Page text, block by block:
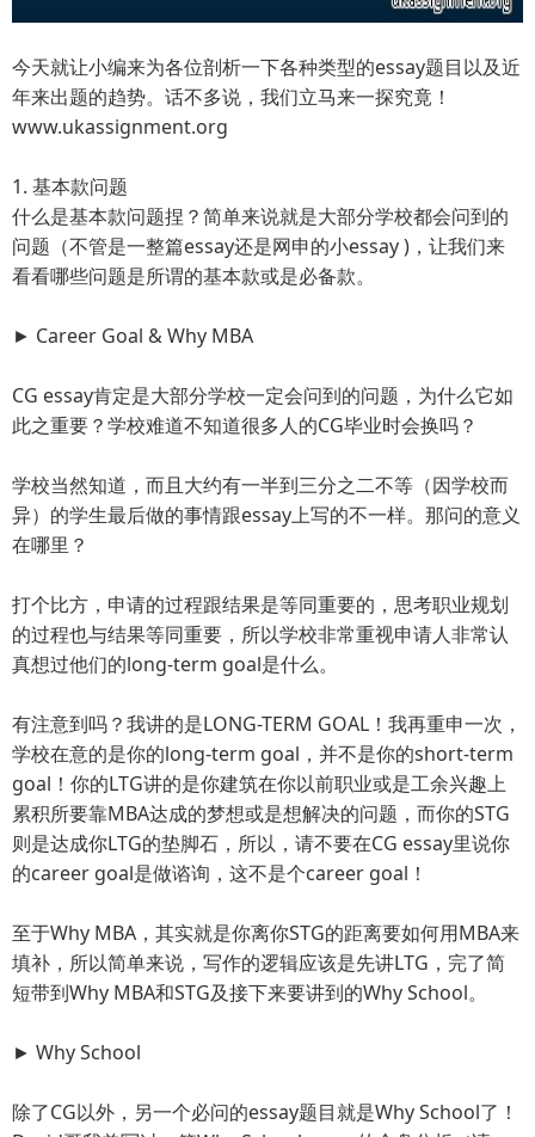
今天就让小编来为各位剖析一下各种类型的essay题目以及近
年来出题的趋势。话不多说，我们立马来一探究竟！
www.ukassignment.org
1. 基本款问题
什么是基本款问题捏？简单来说就是大部分学校都会问到的
问题（不管是一整篇essay还是网申的小essay )，让我们来
看看哪些问题是所谓的基本款或是必备款。
► Career Goal & Why MBA
CG essay肯定是大部分学校一定会问到的问题，为什么它如
此之重要？学校难道不知道很多人的CG毕业时会换吗？
学校当然知道，而且大约有一半到三分之二不等（因学校而
异）的学生最后做的事情跟essay上写的不一样。那问的意义
在哪里？
打个比方，申请的过程跟结果是等同重要的，思考职业规划
的过程也与结果等同重要，所以学校非常重视申请人非常认
真想过他们的long-term goal是什么。
有注意到吗？我讲的是LONG-TERM GOAL！我再重申一次，
学校在意的是你的long-term goal，并不是你的short-term
goal！你的LTG讲的是你建筑在你以前职业或是工余兴趣上
累积所要靠MBA达成的梦想或是想解决的问题，而你的STG
则是达成你LTG的垫脚石，所以，请不要在CG essay里说你
的career goal是做谘询，这不是个career goal！
至于Why MBA，其实就是你离你STG的距离要如何用MBA来
填补，所以简单来说，写作的逻辑应该是先讲LTG，完了简
短带到Why MBA和STG及接下来要讲到的Why School。
► Why School
除了CG以外，另一个必问的essay题目就是Why School了！